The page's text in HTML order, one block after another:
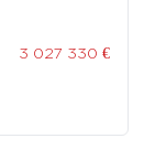
3 027 330 €